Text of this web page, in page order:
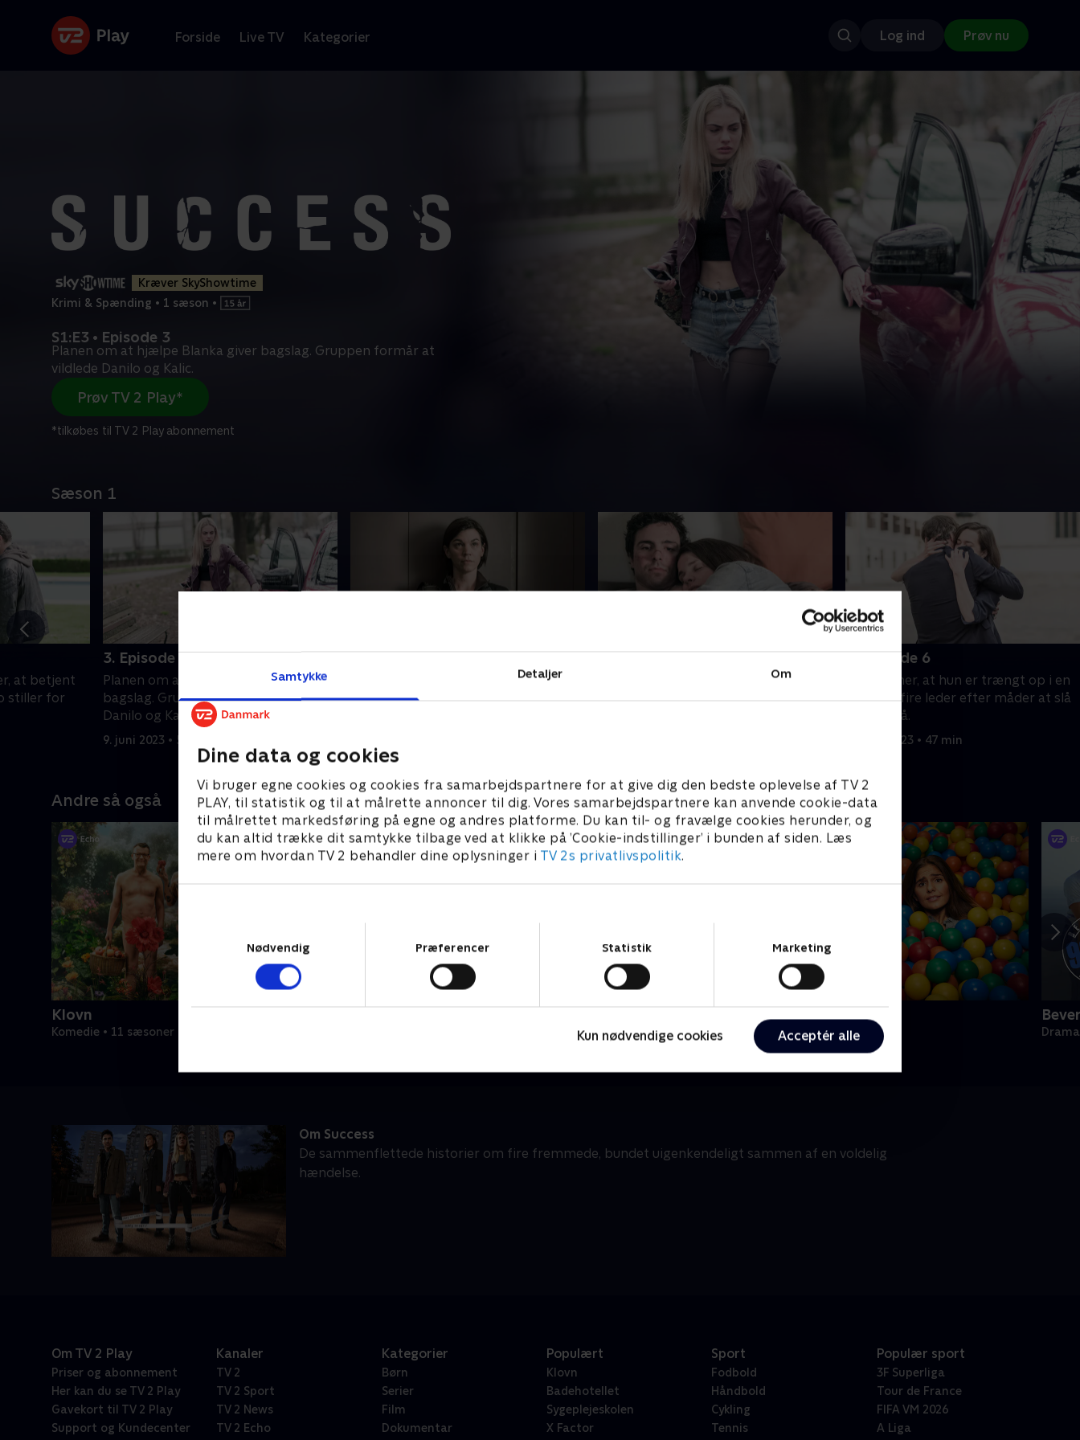
Samtykke Detaljer Om
Dine data og cookies
Vi bruger egne cookies og cookies fra samarbejdspartnere for at give dig den bedste oplevelse af TV 2
PLAY, til statistik og til at målrette annoncer til dig. Vores samarbejdspartnere kan anvende cookie-data
til målrettet markedsføring på egne og andres platforme. Du kan til- og fravælge cookies herunder, og
du kan altid trække dit samtykke tilbage ved at klikke på ’Cookie-indstillinger’ i bunden af siden. Læs
mere om hvordan TV 2 behandler dine oplysninger i TV 2s privatlivspolitik.
Nødvendig
Præferencer Statistik Marketing
Kun nødvendige cookies Acceptér alle
Forside Live TV Kategorier Log ind Prøv nu
Kræver SkyShowtime
Krimi & Spænding • 1 sæson •
S1:E3 • Episode 3
Planen om at hjælpe Blanka giver bagslag. Gruppen formår at
vildlede Danilo og Kalic.
Prøv TV 2 Play*
*tilkøbes til TV 2 Play abonnement
Sæson 1
at betjent
stiller for
3. Episode 3
Planen om at hjælpe Blanka giver
bagslag. Gruppen formår at vildlede
Danilo og Kalic.
9. juni 2023 • 55 min
Gruppen befinder sig på Kalics radar,
da de ikke formår at dække deres
Da Kralj beskytter gruppen, gør Kalic
6. Episode 6
Kalic mener, at hun er trængt op i en
krog. De fire leder efter måder at slå
tilbage på.
30. juni 2023 • 47 min
Andre så også
Klovn
Komedie • 11 sæsoner
De bedste år
Komedie • 2 sæsoner
Om Success
De sammenflettede historier om fire fremmede, bundet uigenkendeligt sammen af en voldelig
hændelse.
Om TV 2 Play
Priser og abonnement
Her kan du se TV 2 Play
Gavekort til TV 2 Play
Support og Kundecenter
Kanaler
TV 2
TV 2 Sport
TV 2 News
TV 2 Echo
Kategorier
Børn
Serier
Film
Dokumentar
Populært
Klovn
Badehotellet
Sygeplejeskolen
X Factor
Sport
Fodbold
Håndbold
Cykling
Tennis
Populær sport
3F Superliga
Tour de France
FIFA VM 2026
A Liga